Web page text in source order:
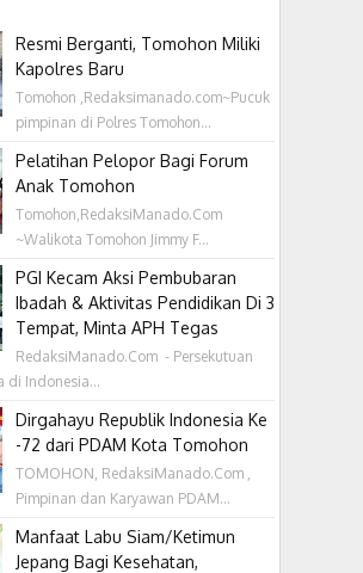
Resmi Berganti, Tomohon Miliki
Kapolres Baru
Tomohon ,Redaksimanado.com~Pucuk
pimpinan di Polres Tomohon...
Pelatihan Pelopor Bagi Forum
Anak Tomohon
Tomohon,RedaksiManado.Com
~Walikota Tomohon Jimmy F...
PGI Kecam Aksi Pembubaran
Ibadah & Aktivitas Pendidikan Di 3
Tempat, Minta APH Tegas
RedaksiManado.Com - Persekutuan
di Indonesia...
Dirgahayu Republik Indonesia Ke
-72 dari PDAM Kota Tomohon
TOMOHON, RedaksiManado.Com ,
Pimpinan dan Karyawan PDAM...
Manfaat Labu Siam/Ketimun
Jepang Bagi Kesehatan,